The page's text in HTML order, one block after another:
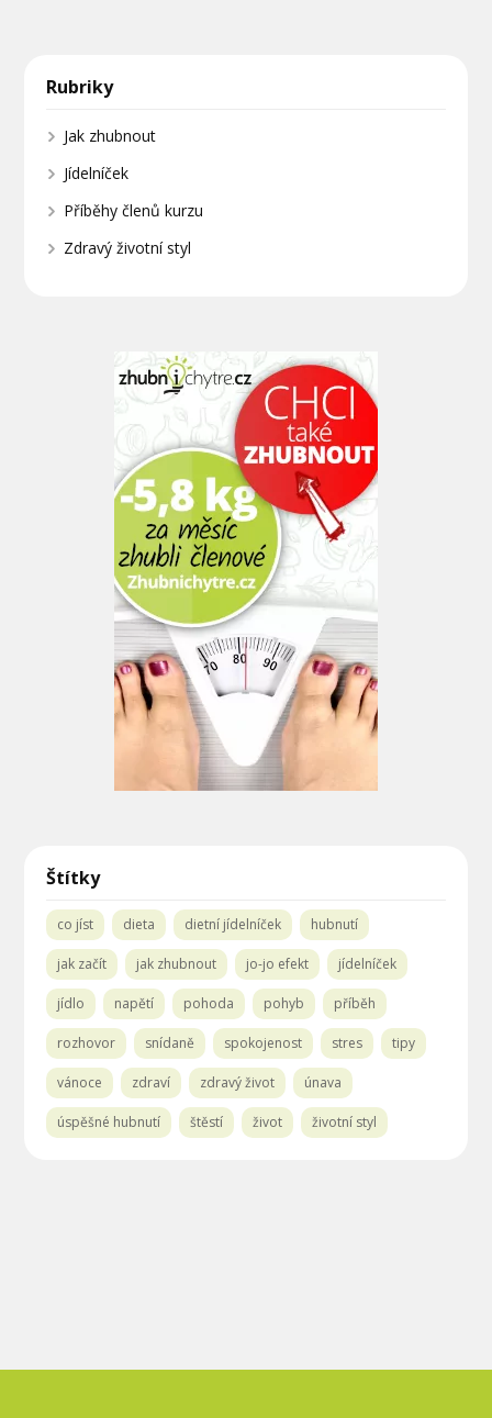
Rubriky
Jak zhubnout
Jídelníček
Příběhy členů kurzu
Zdravý životní styl
Štítky
co jíst dieta dietní jídelníček hubnutí
jak začít jak zhubnout jo-jo efekt jídelníček
jídlo napětí pohoda pohyb příběh
rozhovor snídaně spokojenost stres tipy
vánoce zdraví zdravý život únava
úspěšné hubnutí štěstí život životní styl